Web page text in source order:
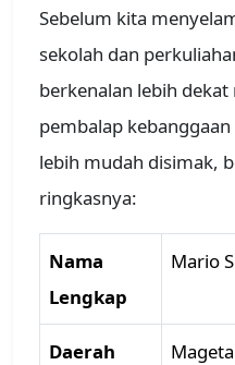
Sebelum kita
sekolah dan
berkenalan lebih
pembalap
lebih mudah disimak,
ringkasnya:
Nama
Lengkap
Mario
Daerah